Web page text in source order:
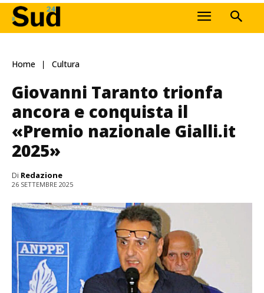
Home Cultura
Giovanni Taranto trionfa
ancora e conquista il
«Premio nazionale Gialli.it
2025»
Di Redazione
26 SETTEMBRE 2025